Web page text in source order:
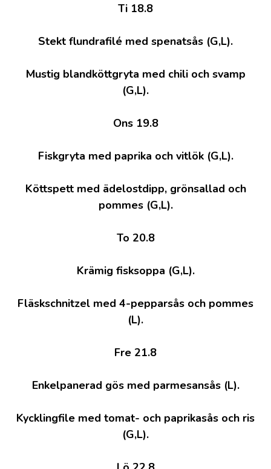
Ti 18.8
Stekt flundrafilé med spenatsås (G,L).
Mustig blandköttgryta med chili och svamp
(G,L).
Ons 19.8
Fiskgryta med paprika och vitlök (G,L).
Köttspett med ädelostdipp, grönsallad och
pommes (G,L).
To 20.8
Krämig fisksoppa (G,L).
Fläskschnitzel med 4-pepparsås och pommes
(L).
Fre 21.8
Enkelpanerad gös med parmesansås (L).
Kycklingfile med tomat- och paprikasås och ris
(G,L).